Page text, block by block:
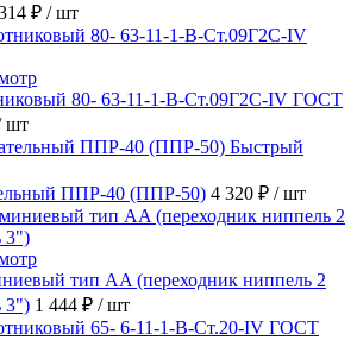
₽ / шт
80- 63-11-1-B-Ст.09Г2С-IV ГОСТ
шт
Быстрый
ППР-40 (ППР-50) 4 320 ₽ / шт
тип AA (переходник ниппель 2
3") 1 444 ₽ / шт